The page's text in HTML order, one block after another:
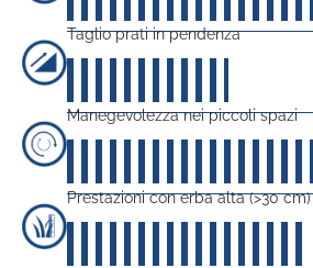
Taglio prati in pendenza
Manegevolezza nei piccoli spazi
Prestazioni con erba alta (>30 cm)